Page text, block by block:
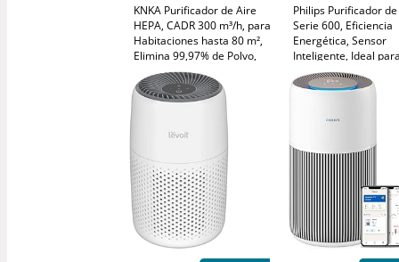
KNKA Purificador de Aire
HEPA, CADR 300 m³/h, para
Habitaciones hasta 80 m²,
Elimina 99,97% de Polvo,
Polen y Olores, Sensor
Inteligente, Modo Auto y
Reposo, Ideal para
(APH3000)
Philips Purificador
Serie 600, Eficiencia
Energética, Sensor
Inteligente, Ideal
Alérgicos, Filtro
99,97%, Cubre Hasta
Blanco (AC0651/10)